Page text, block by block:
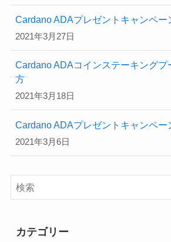
Cardano ADAプレゼントキャンペー
2021年3月27日
Cardano ADAコインステーキングプ
方
2021年3月18日
Cardano ADAプレゼントキャンペー
2021年3月6日
カテゴリー